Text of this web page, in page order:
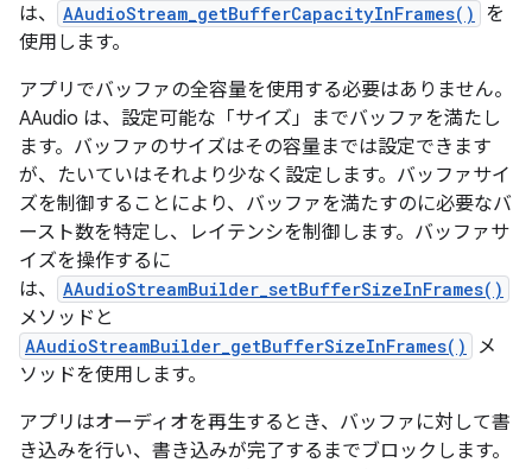
は、
AAudioStream_getBufferCapacityInFrames()
を
使用します。
アプリでバッファの全容量を使用する必要はありません。
AAudio は、設定可能な「サイズ」
までバッファを満たし
ます。バッファのサイズはその容量までは設定できます
が、たいていはそれより少なく設定します。バッファサイ
ズを制御することにより、バッファを満たすのに必要なバ
ースト数を特定し、レイテンシを制御します。バッファサ
イズを操作するに
は、
AAudioStreamBuilder_setBufferSizeInFrames()
メソッドと
AAudioStreamBuilder_getBufferSizeInFrames()
メ
ソッドを使用します。
アプリはオーディオを再生するとき、バッファに対して書
き込みを行い、書き込みが完了するまでブロックします。